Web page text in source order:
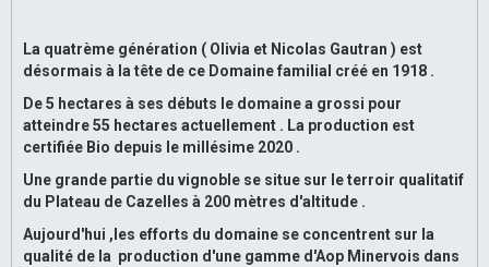
La quatrème génération ( Olivia et Nicolas Gautran ) est
désormais à la tête de ce Domaine familial créé en 1918 .
De 5 hectares à ses débuts le domaine a grossi pour
atteindre 55 hectares actuellement . La production est
certifiée Bio depuis le millésime 2020 .
Une grande partie du vignoble se situe sur le terroir qualitatif
du Plateau de Cazelles à 200 mètres d'altitude .
Aujourd'hui ,les efforts du domaine se concentrent sur la
qualité de la production d'une gamme d'Aop Minervois dans